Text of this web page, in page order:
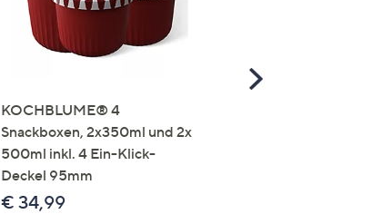
KOCHBLUME® 4
Snackboxen, 2x350ml und 2x
500ml inkl. 4 Ein-Klick-
Deckel 95mm
€ 34,99
Scroll